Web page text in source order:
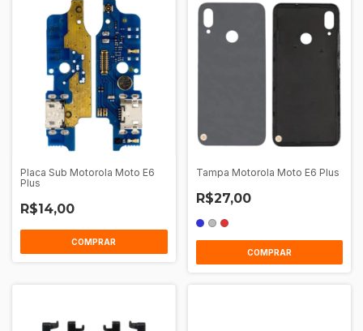
Placa Sub Motorola Moto E6
Plus
R$14,00
Tampa Motorola Moto E6 Plus
R$27,00
COMPRAR